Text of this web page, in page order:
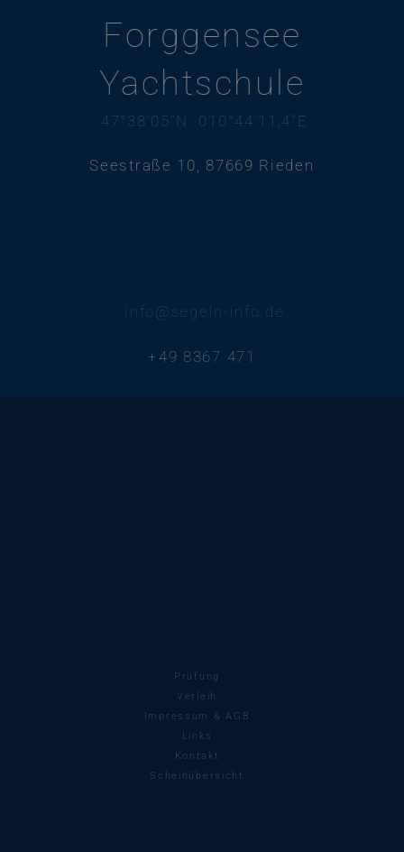
Forggensee
Yachtschule
47°38’05″N 010°44’11,4″E
Seestraße 10, 87669 Rieden
info@segeln-info.de
+49 8367 471
Prüfung
Verleih
Impressum & AGB
Links
Kontakt
Scheinübersicht